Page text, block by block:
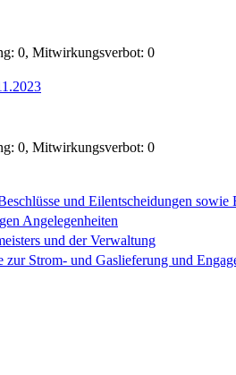
0, Mitwirkungsverbot: 0
0, Mitwirkungsverbot: 0
und Eilentscheidungen
Angelegenheiten
und der Verwaltung
Strom- und Gaslieferung und